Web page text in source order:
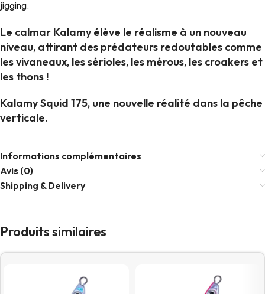
jigging.
Le calmar Kalamy élève le réalisme à un nouveau
niveau, attirant des prédateurs redoutables comme
les vivaneaux, les sérioles, les mérous, les croakers et
les thons !
Kalamy Squid 175, une nouvelle réalité dans la pêche
verticale.
Informations complémentaires
Avis (0)
Shipping & Delivery
Produits similaires